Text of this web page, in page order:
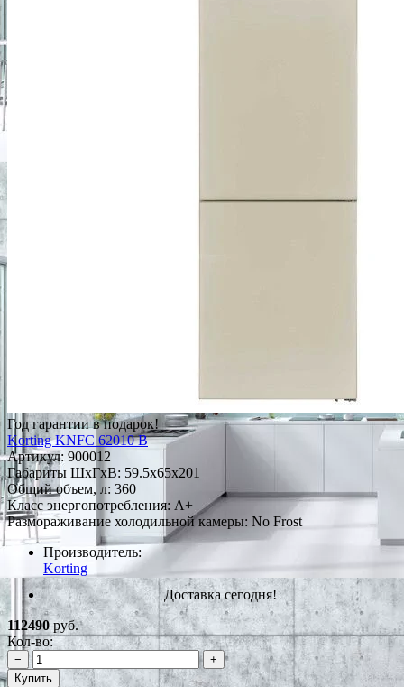
Год гарантии в подарок!
Korting KNFC 62010 B
Артикул: 900012
Габариты ШxГxВ: 59.5x65x201
Общий объем, л: 360
Класс энергопотребления: А+
Размораживание холодильной камеры: No Frost
Производитель:
Korting
Доставка сегодня!
112490руб.
Кол-во:
−
+
Купить